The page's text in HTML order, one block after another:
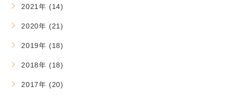
2021年 (14)
2020年 (21)
2019年 (18)
2018年 (18)
2017年 (20)